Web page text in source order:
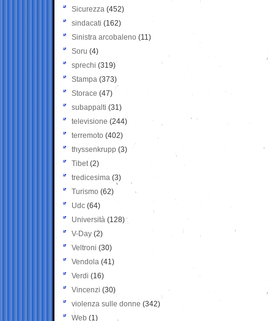
Sicurezza (452)
sindacati (162)
Sinistra arcobaleno (11)
Soru (4)
sprechi (319)
Stampa (373)
Storace (47)
subappalti (31)
televisione(244)
terremoto (402)
thyssenkrupp (3)
Tibet(2)
tredicesima (3)
Turismo (62)
Udc (64)
Università (128)
V-Day (2)
Veltroni (30)
Vendola (41)
Verdi (16)
Vincenzi (30)
violenza sulle donne (342)
Web (1)